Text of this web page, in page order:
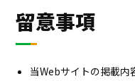
留意事項
当Webサイトの掲載内